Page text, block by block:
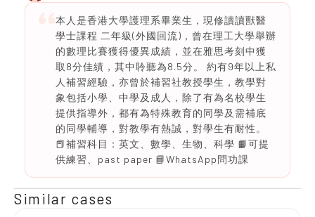
本人是香港大學護理系畢業生，現修讀讀獸醫
學士課程 二年級(外國回流)，曾在理工大學舉辦
的數理比賽獲得優異成績，並在雅思考刻中獲
取8分佳績，其中聆聽為8.5分。 約有9年以上私
人補習經驗，亦曾於補習社教授學生，教學對
象包括小學、中學及成人，除了有為名校學生
提供指導外，都有為特殊教育的同學及需補底
的同學輔導，對教學有熱誠，對學生有耐性。
📕補習科目：英文、數學、生物、科學 📙可提
供練習、past paper 📘WhatsApp問功課
Similar cases